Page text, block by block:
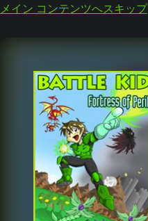
メイン コンテンツへスキップ